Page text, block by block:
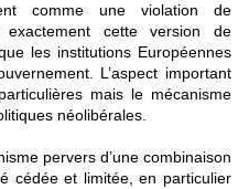
comme une violation de
exactement cette version de
les institutions Européennes
L’aspect important
mais le mécanisme
néolibérales.
pervers d’une combinaison
cédée et limitée, en particulier